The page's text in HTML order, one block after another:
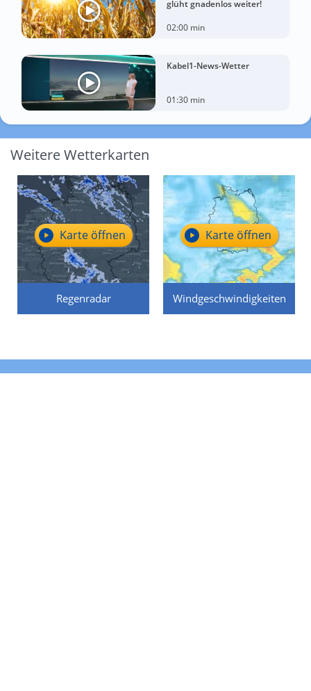
glüht gnadenlos weiter!
02:00 min
Kabel1-News-Wetter
01:30 min
Weitere Wetterkarten
Regenradar
Karte öffnen
Windgeschwindigkeiten
Karte öffnen